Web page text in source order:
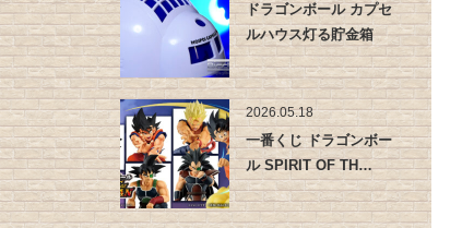
ドラゴンボール カプセ
ルハウス灯る貯金箱
2026.05.18
一番くじ ドラゴンボー
ル SPIRIT OF TH…